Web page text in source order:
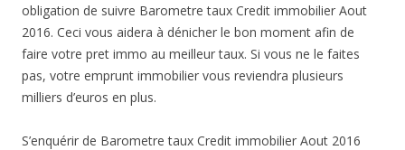
obligation de suivre Barometre taux Credit immobilier Aout
2016. Ceci vous aidera à dénicher le bon moment afin de
faire votre pret immo au meilleur taux. Si vous ne le faites
pas, votre emprunt immobilier vous reviendra plusieurs
milliers d’euros en plus.
S’enquérir de Barometre taux Credit immobilier Aout 2016